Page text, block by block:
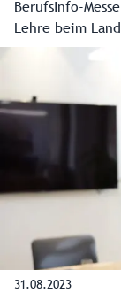
BerufsInfo-
Lehre beim
Fachschulen
den
31.08.2023